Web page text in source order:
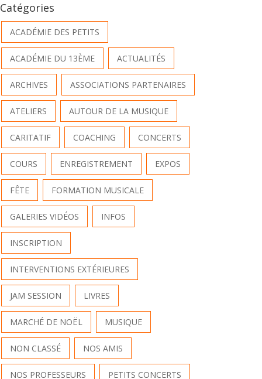
Catégories
ACADÉMIE DES PETITS
ACADÉMIE DU 13ÈME ACTUALITÉS
ARCHIVES ASSOCIATIONS PARTENAIRES
ATELIERS AUTOUR DE LA MUSIQUE
CARITATIF COACHING CONCERTS
COURS ENREGISTREMENT EXPOS
FÊTE FORMATION MUSICALE
GALERIES VIDÉOS INFOS
INSCRIPTION
INTERVENTIONS EXTÉRIEURES
JAM SESSION LIVRES
MARCHÉ DE NOËL MUSIQUE
NON CLASSÉ NOS AMIS
NOS PROFESSEURS PETITS CONCERTS